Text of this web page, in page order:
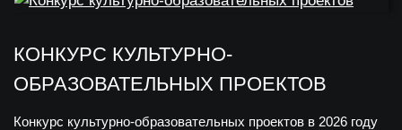
КОНКУРС КУЛЬТУРНО-
ОБРАЗОВАТЕЛЬНЫХ ПРОЕКТОВ
Конкурс культурно-образовательных проектов в 2026 году